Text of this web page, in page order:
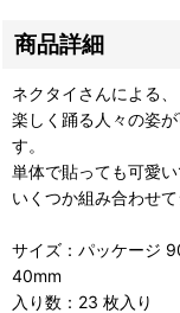
商品詳細
ネクタイさんによる、
楽しく踊る人々の姿
す。
単体で貼っても可愛い
いくつか組み合わせ
サイズ：パッケージ
40mm
入り数：23 枚入り